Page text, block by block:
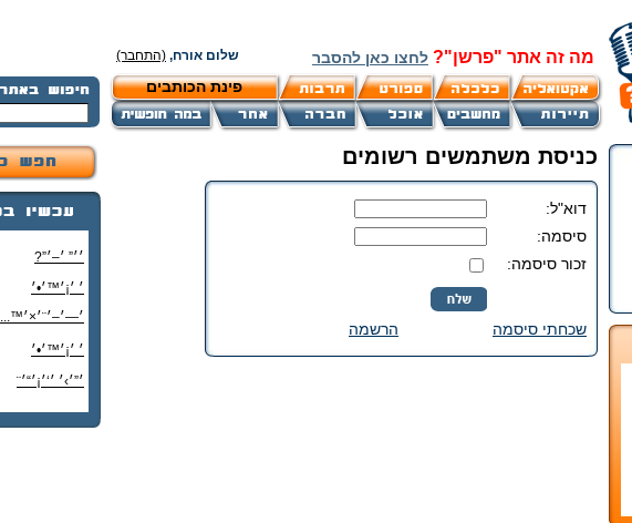
מה זה אתר "פרשן"? לחצו כאן להסבר שלום אורח, (התחבר)
פינת הכותבים
כניסת משתמשים רשומים
דוא"ל:
סיסמה:
זכור סיסמה:
שכחתי סיסמה הרשמה
׳׳” ׳–׳”?
׳ ׳¡׳™׳•׳
׳—׳–׳¨׳×׳™...
׳ ׳¡׳™׳•׳
׳”׳›׳ ׳‘׳¡׳“׳¨